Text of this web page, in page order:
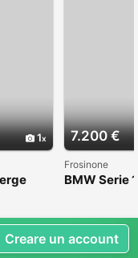
1 7.200 €
Frosinone
BMW Serie
Creare un account